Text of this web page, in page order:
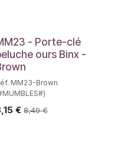
- Porte-clé
ours Binx -
MM23-Brown
€ 8,49€